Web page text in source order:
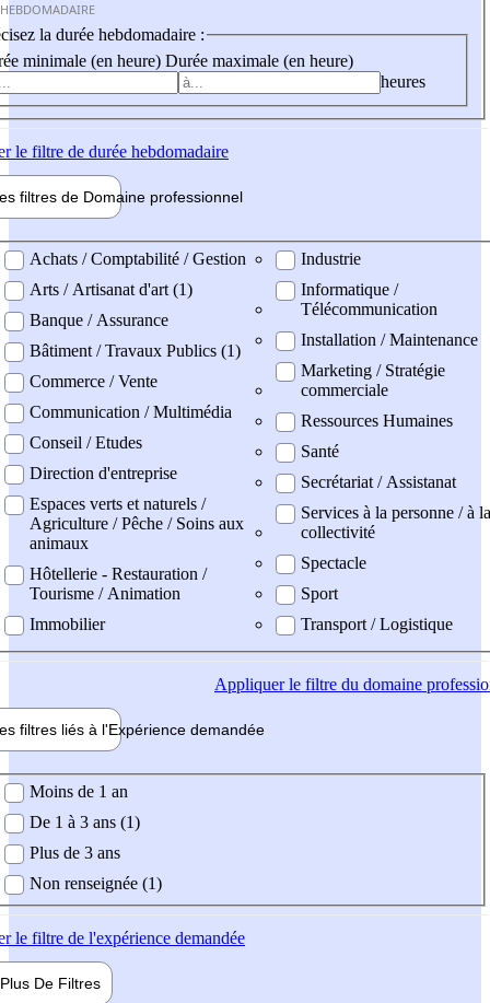
la durée hebdomadaire :
minimale (en heure) Durée maximale (en heure)
heures
le filtre de durée hebdomadaire
filtres de Domaine professionnel
professionel
Achats / Comptabilité / Gestion
Arts / Artisanat d'art (1)
Banque / Assurance
Bâtiment / Travaux Publics (1)
Commerce / Vente
Communication / Multimédia
Conseil / Etudes
Direction d'entreprise
Espaces verts et naturels /
Agriculture / Pêche / Soins aux
animaux
Hôtellerie - Restauration /
Tourisme / Animation
Immobilier
Industrie
Informatique /
Télécommunication
Installation / Maintenance
Marketing / Stratégie
commerciale
Ressources Humaines
Santé
Secrétariat / Assistanat
Services à la personne / à la
collectivité
Spectacle
Sport
Transport / Logistique
Appliquerle filtre du domaine
filtres liés à l'Expérience demandée
demandée
Moins de 1 an
De 1 à 3 ans (1)
Plus de 3 ans
Non renseignée (1)
le filtre de l'expérience demandée
Plus De Filtres